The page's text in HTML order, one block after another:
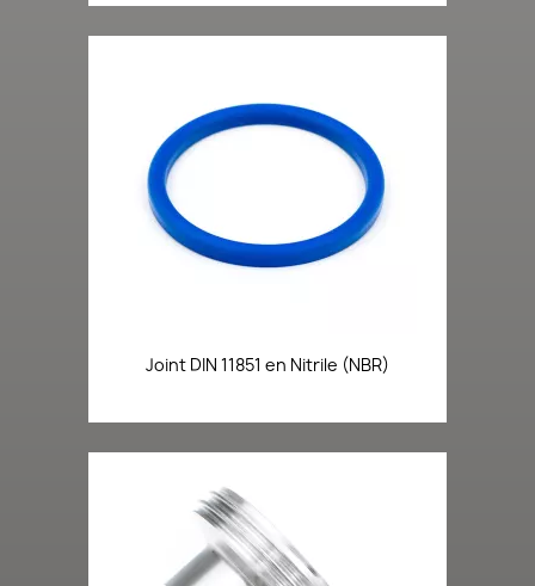
Joint DIN 11851 en Nitrile (NBR)